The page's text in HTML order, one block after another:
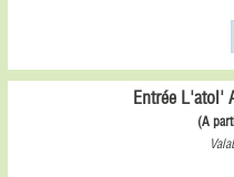
Entrée L'atol'
(A